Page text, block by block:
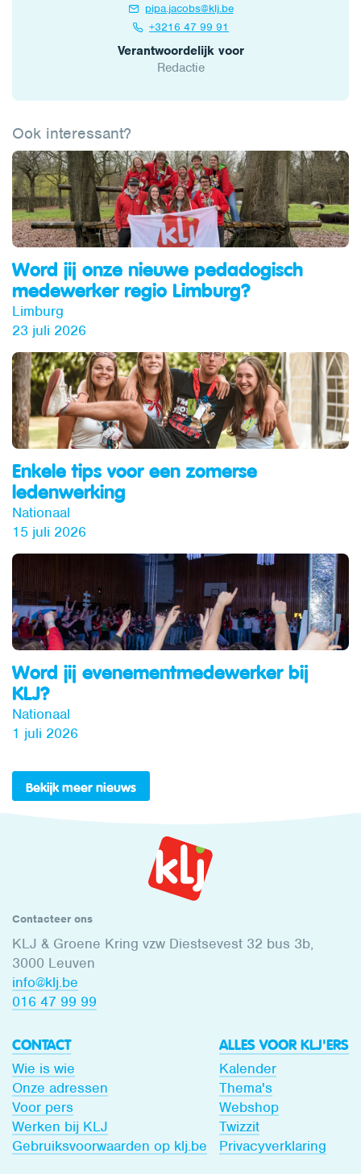
pipa.jacobs@klj.be
+3216 47 99 91
Verantwoordelijk voor
Redactie
Ook interessant?
Word jij onze nieuwe pedadogisch
medewerker regio Limburg?
Limburg
23 juli 2026
Enkele tips voor een zomerse
ledenwerking
Nationaal
15 juli 2026
Word jij evenementmedewerker bij
KLJ?
Nationaal
1 juli 2026
Bekijk meer nieuws
Contacteer ons
KLJ & Groene Kring vzw Diestsevest 32 bus 3b,
3000 Leuven
info@klj.be​
016 47 99 99
CONTACT
Wie is wie
Onze adressen
Voor pers
Werken bij KLJ
Gebruiksvoorwaarden op klj.be
ALLES VOOR KLJ'ERS
Kalender
Thema's
Webshop
Twizzit
Privacyverklaring